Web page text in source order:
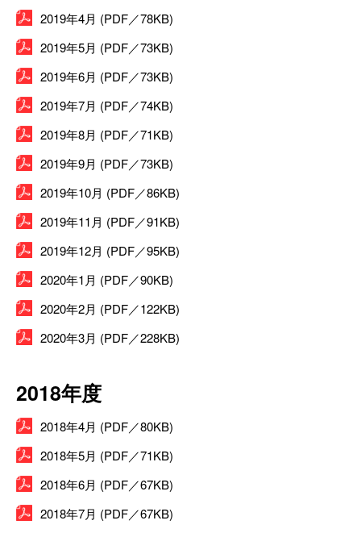
2019年4月 (PDF／78KB)
2019年5月 (PDF／73KB)
2019年6月 (PDF／73KB)
2019年7月 (PDF／74KB)
2019年8月 (PDF／71KB)
2019年9月 (PDF／73KB)
2019年10月 (PDF／86KB)
2019年11月 (PDF／91KB)
2019年12月 (PDF／95KB)
2020年1月 (PDF／90KB)
2020年2月 (PDF／122KB)
2020年3月 (PDF／228KB)
2018年度
2018年4月 (PDF／80KB)
2018年5月 (PDF／71KB)
2018年6月 (PDF／67KB)
2018年7月 (PDF／67KB)